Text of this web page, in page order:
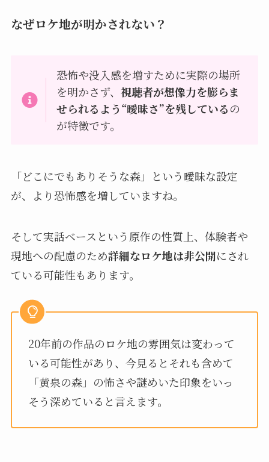
なぜロケ地が明かされない？
恐怖や没入感を増すために実際の場所
を明かさず、視聴者が想像力を膨らま
せられるよう“曖昧さ”を残しているの
が特徴です。
「どこにでもありそうな森」という曖昧な設定
が、より恐怖感を増していますね。
そして実話ベースという原作の性質上、体験者や
現地への配慮のため詳細なロケ地は非公開にされ
ている可能性もあります。
20年前の作品のロケ地の雰囲気は変わって
いる可能性があり、今見るとそれも含めて
「黄泉の森」の怖さや謎めいた印象をいっ
そう深めていると言えます。